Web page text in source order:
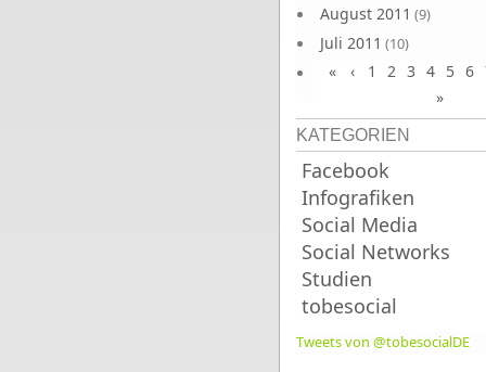
August 2011 (9)
Juli 2011 (10)
Juni 2011(9)
« ‹ 1 2 3 4 5 6
»
KATEGORIEN
Facebook
Infografiken
Social Media
Social Networks
Studien
tobesocial
Tweets von @tobesocialDE